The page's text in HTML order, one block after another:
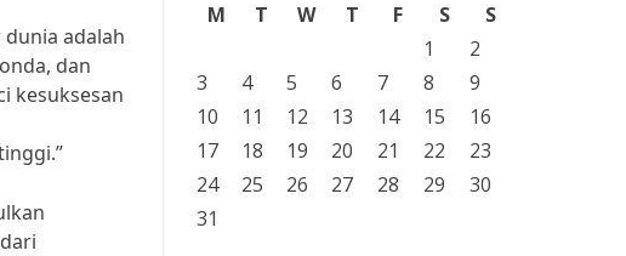
adalah
dan
kesuksesan
M
T W T F S
S
1
2
3
4 5 6 7 8
9
10
11 12 13 14 15
16
17
18 19 20 21 22
23
24
25 26 27 28 29
30
31